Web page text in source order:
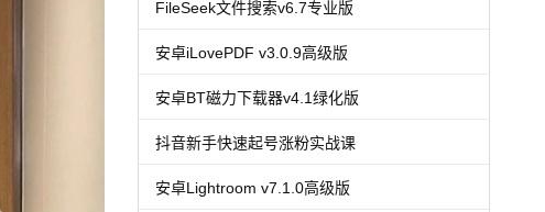
FileSeek文件搜索v6.7专业版
安卓iLovePDF v3.0.9高级版
安卓BT磁力下载器v4.1绿化版
抖音新手快速起号涨粉实战课
安卓Lightroom v7.1.0高级版